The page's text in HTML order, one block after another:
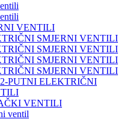
VENTILI
SMJERNI VENTILI
SMJERNI VENTILI
SMJERNI VENTILI
SMJERNI VENTILI
PUTNI ELEKTRIČNI
VENTILI
ventil